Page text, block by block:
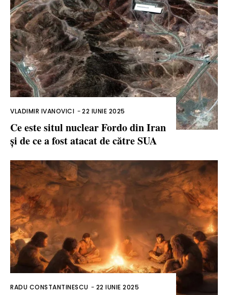
VLADIMIR IVANOVICI -22 IUNIE 2025
Ce este situl nuclear Fordo din Iran
și de ce a fost atacat de către SUA
RADU CONSTANTINESCU - 22 IUNIE 2025